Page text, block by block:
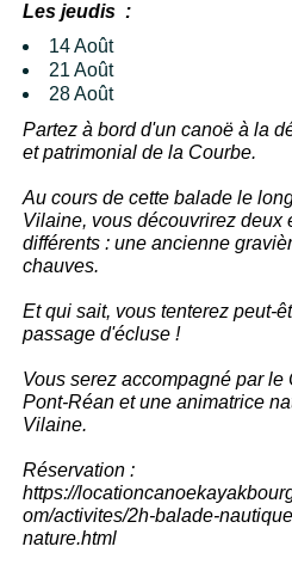
Les jeudis :
14 Août
21 Août
28 Août
Partez à bord d'un canoë à la
et patrimonial de la Courbe.
Au cours de cette balade le
Vilaine, vous découvrirez deux
différents : une ancienne
chauves.
Et qui sait, vous tenterez peut-
passage d'écluse !
Vous serez accompagné par
Pont-Réan et une animatrice
Vilaine.
Réservation :
https://
om/activites/2h-balade-
nature.html